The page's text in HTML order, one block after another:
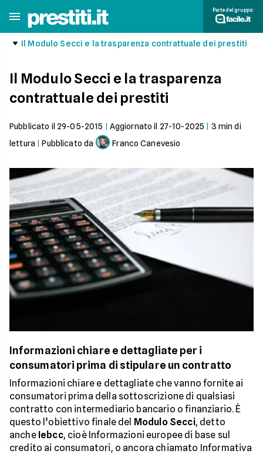
Parte del gruppo:
Il Modulo Secci e la trasparenza contrattuale dei prestiti
Il Modulo Secci e la trasparenza
contrattuale dei prestiti
Pubblicato il 29-05-2015 Aggiornato il 27-10-2025 3 min di
lettura |Pubblicato da Franco Canevesio
Informazioni chiare e dettagliate per i
consumatori prima di stipulare un contratto
Informazioni chiare e dettagliate che vanno fornite ai
consumatori prima della sottoscrizione di qualsiasi
contratto con intermediario bancario o finanziario. È
questo l’obiettivo finale del Modulo Secci, detto
anche Iebcc, cioè Informazioni europee di base sul
credito ai consumatori, o ancora chiamato Informativa